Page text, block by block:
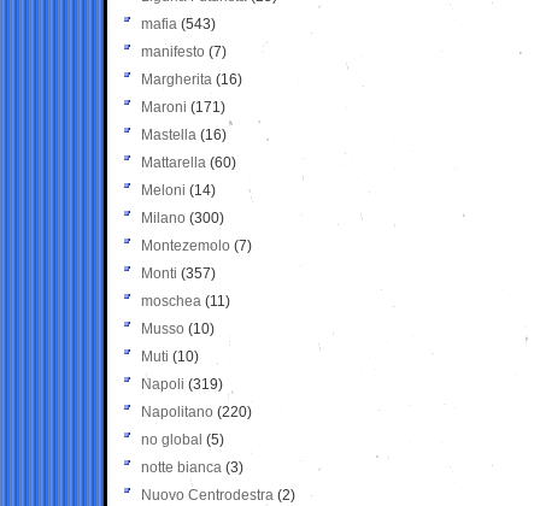
mafia (543)
manifesto (7)
Margherita (16)
Maroni (171)
Mastella (16)
Mattarella (60)
Meloni (14)
Milano (300)
Montezemolo (7)
Monti (357)
moschea (11)
Musso (10)
Muti (10)
Napoli (319)
Napolitano (220)
no global (5)
notte bianca (3)
Nuovo Centrodestra (2)